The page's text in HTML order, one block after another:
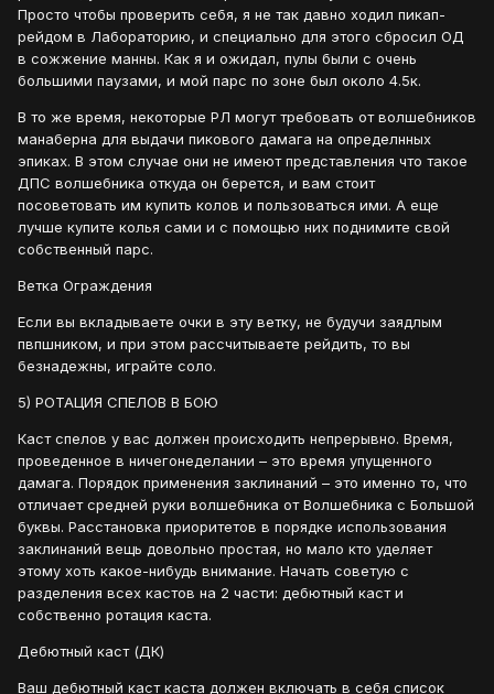
Просто чтобы проверить себя, я не так давно ходил пикап-
рейдом в Лабораторию, и специально для этого сбросил ОД
в сожжение манны. Как я и ожидал, пулы были с очень
большими паузами, и мой парс по зоне был около 4.5к.
В то же время, некоторые РЛ могут требовать от волшебников
манаберна для выдачи пикового дамага на определнных
эпиках. В этом случае они не имеют представления что такое
ДПС волшебника откуда он берется, и вам стоит
посоветовать им купить колов и пользоваться ими. А еще
лучше купите колья сами и с помощью них поднимите свой
собственный парс.
Ветка Ограждения
Если вы вкладываете очки в эту ветку, не будучи заядлым
пвпшником, и при этом рассчитываете рейдить, то вы
безнадежны, играйте соло.
5) РОТАЦИЯ СПЕЛОВ В БОЮ
Каст спелов у вас должен происходить непрерывно. Время,
проведенное в ничегонеделании – это время упущенного
дамага. Порядок применения заклинаний – это именно то, что
отличает средней руки волшебника от Волшебника с Большой
буквы. Расстановка приоритетов в порядке использования
заклинаний вещь довольно простая, но мало кто уделяет
этому хоть какое-нибудь внимание. Начать советую с
разделения всех кастов на 2 части: дебютный каст и
собственно ротация каста.
Дебютный каст (ДК)
Ваш дебютный каст каста должен включать в себя список